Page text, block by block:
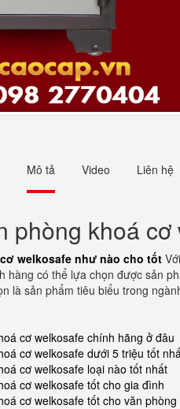
Mô tả Video Liên hệ
phòng khoá
welkosafe như nào cho tốt
hàng có thể lựa chọn được sản
là sản phẩm tiêu biểu trong
cơ welkosafe chính hãng ở đâu
cơ welkosafe dưới 5 triệu tốt
cơ welkosafe loại nào tốt nhất
cơ welkosafe tốt cho gia đình
cơ welkosafe tốt cho văn phòng